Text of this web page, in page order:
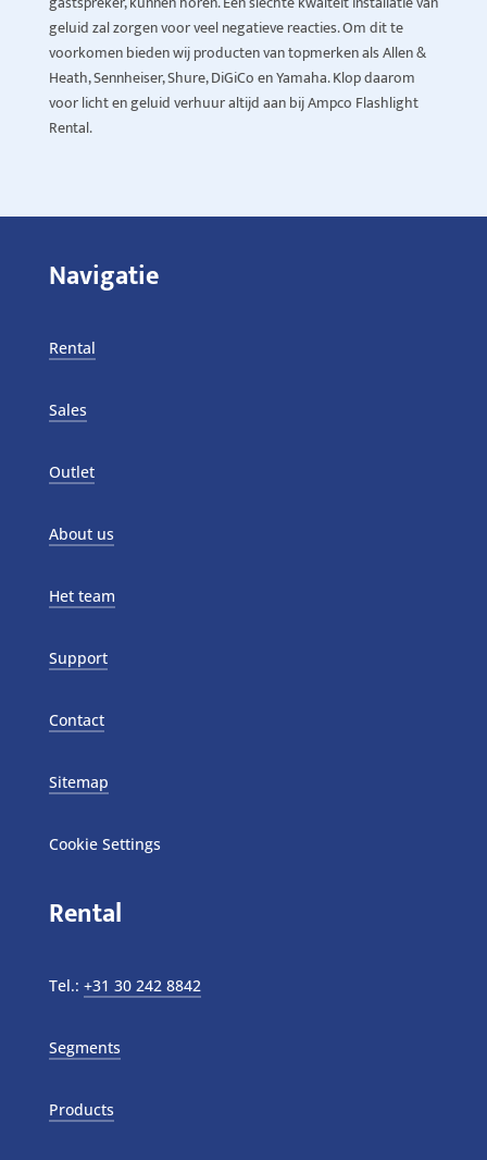
geluid zal zorgen voor veel negatieve reacties. Om dit te
voorkomen bieden wij producten van topmerken als Allen &
Heath, Sennheiser, Shure, DiGiCo en Yamaha. Klop daarom
voor licht en geluid verhuur altijd aan bij Ampco Flashlight
Rental.
Navigatie
Rental
Sales
Outlet
About us
Het team
Support
Contact
Sitemap
Cookie Settings
Rental
Tel.: +31 30 242 8842
Segments
Products